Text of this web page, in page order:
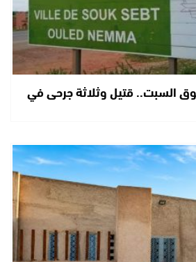
السبت.. قتيل وثلاثة جرحى في